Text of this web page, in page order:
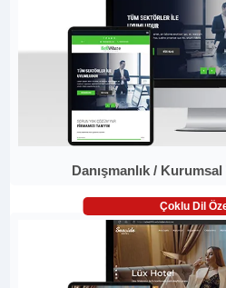
Danışmanlık /
Çoklu Dil